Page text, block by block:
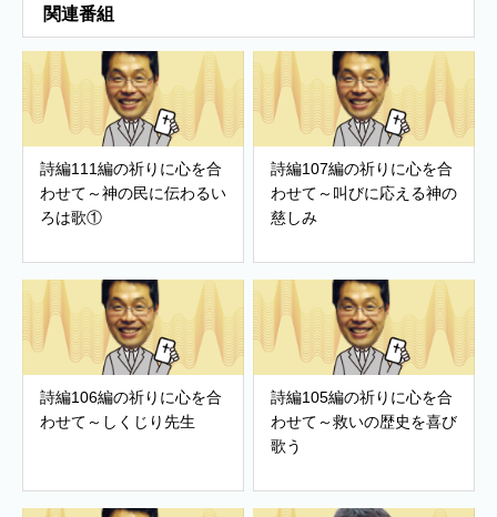
関連番組
詩編111編の祈りに心を合
わせて～神の民に伝わるい
ろは歌①
詩編107編の祈りに心を合
わせて～叫びに応える神の
慈しみ
詩編106編の祈りに心を合
わせて～しくじり先生
詩編105編の祈りに心を合
わせて～救いの歴史を喜び
歌う